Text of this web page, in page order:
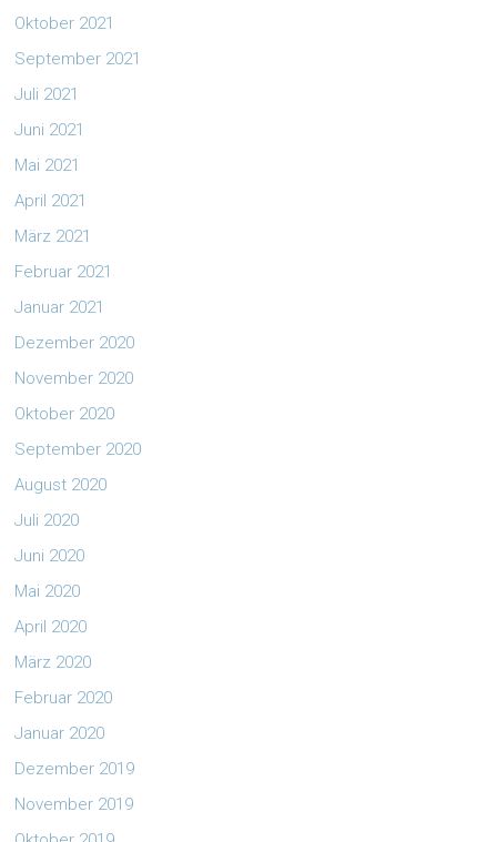
Oktober 2021
September 2021
Juli 2021
Juni 2021
Mai 2021
April 2021
März 2021
Februar 2021
Januar 2021
Dezember 2020
November 2020
Oktober 2020
September 2020
August 2020
Juli 2020
Juni 2020
Mai 2020
April 2020
März 2020
Februar 2020
Januar 2020
Dezember 2019
November 2019